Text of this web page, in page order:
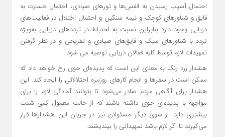
احتمال آسیب رسیدن به قفس‌ها و تورهای صیادی، احتمال خسارت به
قایق و شناورهای کوچک و نیمه سنگین و احتمال اختلال در فعالیت‌های
دریایی وجود دارد بنابراین نسبت به احتیاط در ترددهای دریایی به‌ویژه
تردد با شناورهای سبک و قایق‌های صیادی و تفریحی و در نظر گرفتن
تمهیدات لازم توسط کلیه فعالان دریایی توصیه می شود.
هشدار زرد رنگ به معنای این است که پدیده‌ای جوی رخ خواهد داد که
ممکن است در سفرها و انجام کارهای روزمره اختلالاتی را ایجاد کند. این
هشدار برای آگاهی مردم صادر می‌شود تا بتوانند آمادگی لازم را برای
مواجهه با پدیده‌ای جوی داشته باشند که از حالت معمول کمی شدت
بیشتری دارد. از سوی دیگر مسئولان نیز در جریان این هشدارها قرار
می‌گیرند تا اگر لازم باشد تمهیداتی را بیندیشند.